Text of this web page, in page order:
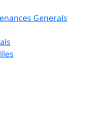
Generals